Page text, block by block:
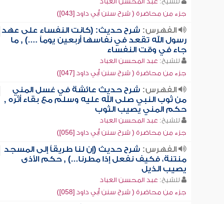
جزء من محاضرة ( شرح سنن أبي داود [043])
الفهرس: شرح حديث: (كانت النفساء على عهد
رسول الله تقعد في نفاسها أربعين يوماً ....) , ما
جاء في وقت النفساء
للشيخ: عبد المحسن العباد
جزء من محاضرة ( شرح سنن أبي داود [047])
الفهرس: شرح حديث عائشة في غسل المني
من ثوب النبي صلى الله عليه وسلم مع بقاء أثره ,
حكم المني يصيب الثوب
للشيخ: عبد المحسن العباد
جزء من محاضرة ( شرح سنن أبي داود [056])
الفهرس: شرح حديث (إن لنا طريقاً إلى المسجد
منتنة، فكيف نفعل إذا مطرنا...) , حكم الأذى
يصيب الذيل
للشيخ: عبد المحسن العباد
جزء من محاضرة ( شرح سنن أبي داود [058])